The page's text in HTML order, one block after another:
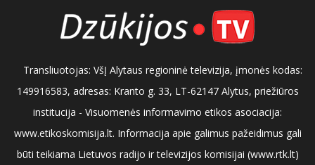
Transliuotojas: VšĮ Alytaus regioninė televizija, įmonės kodas:
149916583, adresas: Kranto g. 33, LT-62147 Alytus, priežiūros
institucija - Visuomenės informavimo etikos asociacija:
www.etikoskomisija.lt. Informacija apie galimus pažeidimus gali
būti teikiama Lietuvos radijo ir televizijos komisijai (www.rtk.lt)